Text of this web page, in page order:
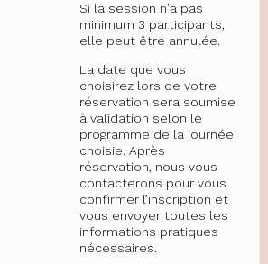
Si la session n'a pas
minimum 3 participants,
elle peut être annulée.
La date que vous
choisirez lors de votre
réservation sera soumise
à validation selon le
programme de la journée
choisie. Après
réservation, nous vous
contacterons pour vous
confirmer l’inscription et
vous envoyer toutes les
informations pratiques
nécessaires.